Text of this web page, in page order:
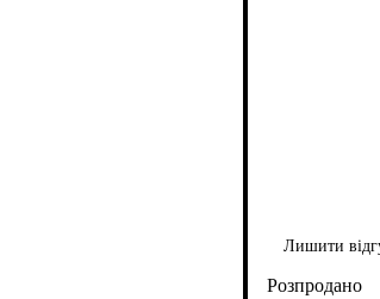
Лишити